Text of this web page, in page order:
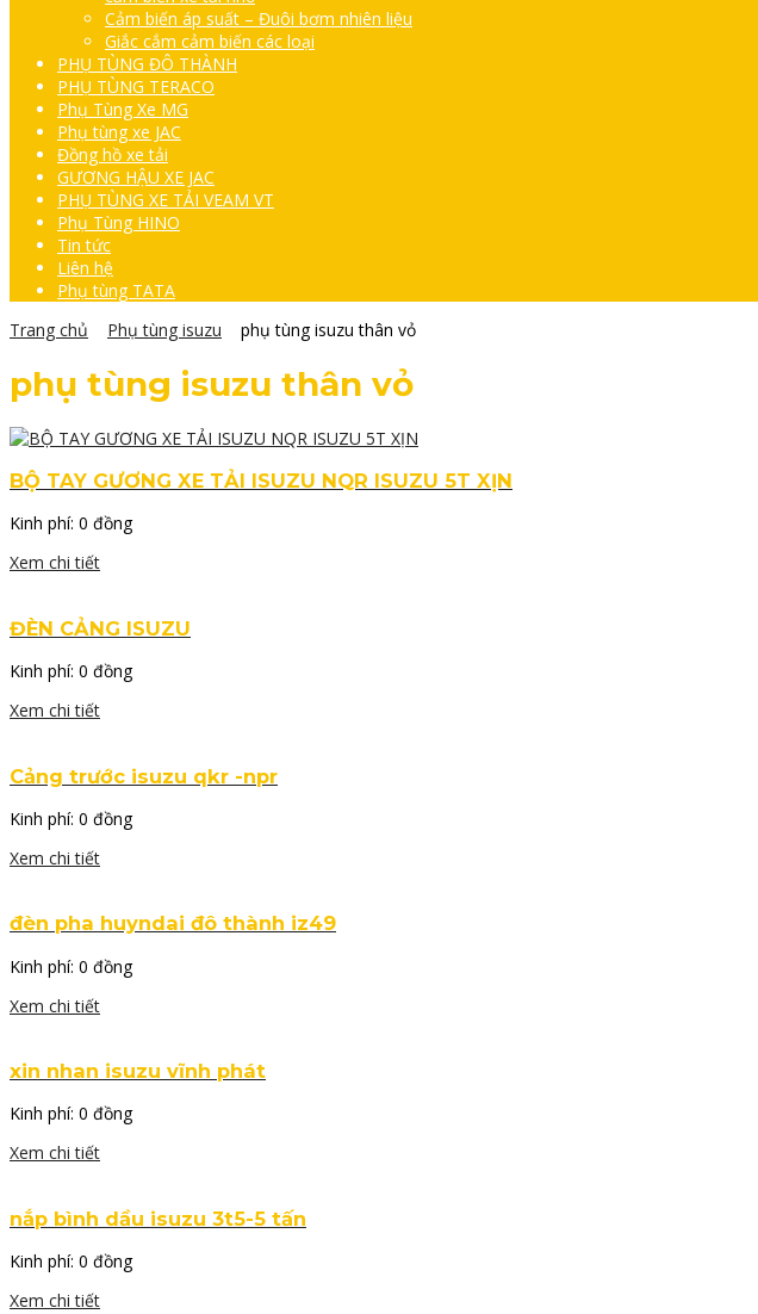
Cảm biến áp suất – Đuôi bơm nhiên liệu
Giắc cắm cảm biến các loại
PHỤ TÙNG ĐÔ THÀNH
PHỤ TÙNG TERACO
Phụ Tùng Xe MG
Phụ tùng xe JAC
Đồng hồ xe tải
GƯƠNG HẬU XE JAC
PHỤ TÙNG XE TẢI VEAM VT
Phụ Tùng HINO
Tin tức
Liên hệ
Phụ tùng TATA
Trang chủ
Phụ tùng isuzu phụ tùng isuzu thân vỏ
phụ tùng isuzu thân vỏ
BỘ TAY GƯƠNG XE TẢI ISUZU NQR ISUZU 5T XỊN
Kinh phí: 0 đồng
Xem chi tiết
ĐÈN CẢNG ISUZU
Kinh phí: 0 đồng
Xem chi tiết
Cảng trước isuzu qkr -npr
Kinh phí: 0 đồng
Xem chi tiết
đèn pha huyndai đô thành iz49
Kinh phí: 0 đồng
Xem chi tiết
xin nhan isuzu vĩnh phát
Kinh phí: 0 đồng
Xem chi tiết
nắp bình dầu isuzu 3t5-5 tấn
Kinh phí: 0 đồng
Xem chi tiết